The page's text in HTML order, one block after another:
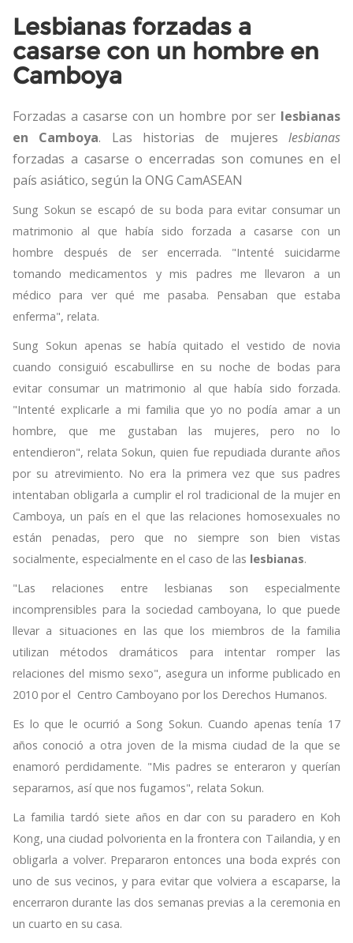
Lesbianas forzadas a
casarse con un hombre en
Camboya
Forzadas a casarse con un hombre por ser lesbianas
en Camboya. Las historias de mujereslesbianas
forzadas a casarse o encerradas son comunes en el
país asiático, según la ONG CamASEAN
Sung Sokun se escapó de su boda para evitar consumar un
matrimonio al que había sido forzada a casarse con un
hombre después de ser encerrada. "Intenté suicidarme
tomando medicamentos y mis padres me llevaron a un
médico para ver qué me pasaba. Pensaban que estaba
enferma", relata.
Sung Sokun apenas se había quitado el vestido de novia
cuando consiguió escabullirse en su noche de bodas para
evitar consumar un matrimonio al que había sido forzada.
"Intenté explicarle a mi familia que yo no podía amar a un
hombre, que me gustaban las mujeres, pero no lo
entendieron", relata Sokun, quien fue repudiada durante años
por su atrevimiento. No era la primera vez que sus padres
intentaban obligarla a cumplir el rol tradicional de la mujer en
Camboya, un país en el que las relaciones homosexuales no
están penadas, pero que no siempre son bien vistas
socialmente, especialmente en el caso de las lesbianas.
"Las relaciones entre lesbianas son especialmente
incomprensibles para la sociedad camboyana, lo que puede
llevar a situaciones en las que los miembros de la familia
utilizan métodos dramáticos para intentar romper las
relaciones del mismo sexo", asegura un informe publicado en
2010 por el Centro Camboyano por los Derechos Humanos.
Es lo que le ocurrió a Song Sokun. Cuando apenas tenía 17
años conoció a otra joven de la misma ciudad de la que se
enamoró perdidamente. "Mis padres se enteraron y querían
separarnos, así que nos fugamos", relata Sokun.
La familia tardó siete años en dar con su paradero en Koh
Kong, una ciudad polvorienta en la frontera con Tailandia, y en
obligarla a volver. Prepararon entonces una boda exprés con
uno de sus vecinos, y para evitar que volviera a escaparse, la
encerraron durante las dos semanas previas a la ceremonia en
un cuarto en su casa.